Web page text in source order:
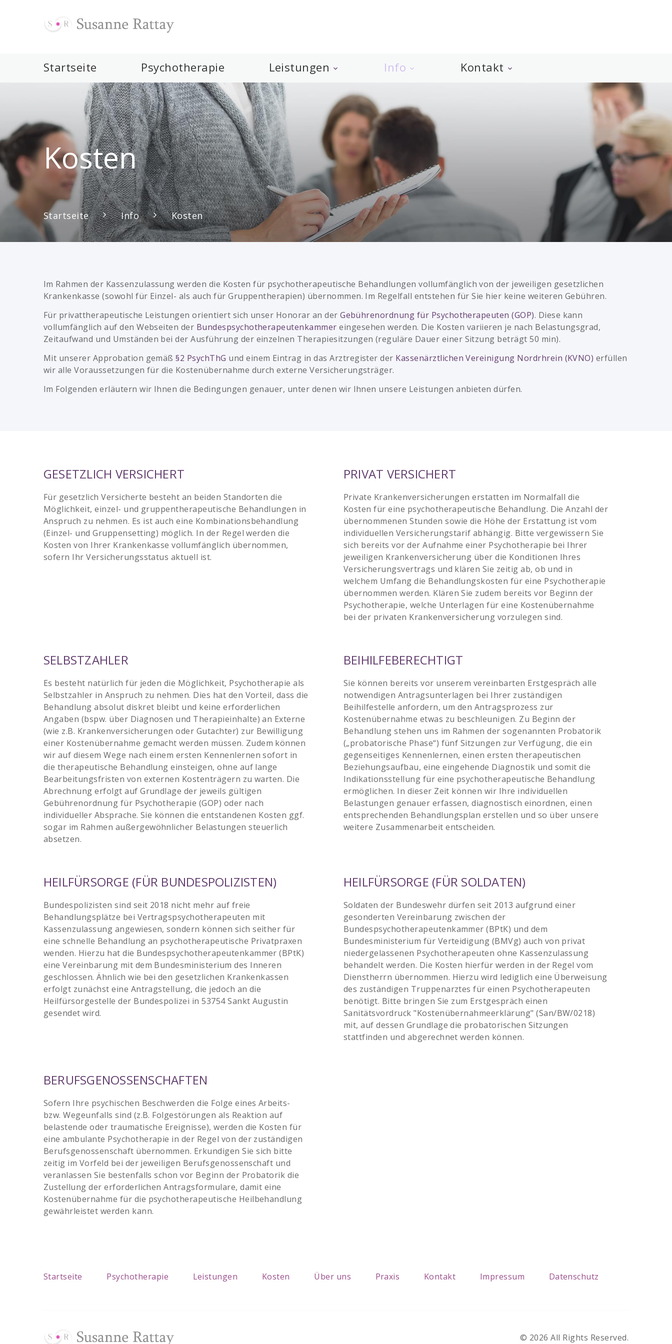
Startseite Psychotherapie Leistungen Info Kontakt
Kosten
Startseite Info Kosten
Im Rahmen der Kassenzulassung werden die Kosten für psychotherapeutische Behandlungen vollumfänglich von der jeweiligen gesetzlichen
Krankenkasse (sowohl für Einzel- als auch für Gruppentherapien) übernommen. Im Regelfall entstehen für Sie hier keine weiteren Gebühren.
Für privattherapeutische Leistungen orientiert sich unser Honorar an derGebührenordnung für Psychotherapeuten (GOP). Diese kann
vollumfänglich auf den Webseiten der Bundespsychotherapeutenkammer eingesehen werden. Die Kosten variieren je nach Belastungsgrad,
Zeitaufwand und Umständen bei der Ausführung der einzelnen Therapiesitzungen (reguläre Dauer einer Sitzung beträgt 50 min).
Mit unserer Approbation gemäß§2 PsychThG und einem Eintrag in das Arztregister der Kassenärztlichen Vereinigung Nordrhrein (KVNO) erfüllen
wir alle Voraussetzungen für die Kostenübernahme durch externe Versicherungsträger.
Im Folgenden erläutern wir Ihnen die Bedingungen genauer, unter denen wir Ihnen unsere Leistungen anbieten dürfen.
GESETZLICH VERSICHERT
Für gesetzlich Versicherte besteht an beiden Standorten die
Möglichkeit, einzel- und gruppentherapeutische Behandlungen in
Anspruch zu nehmen. Es ist auch eine Kombinationsbehandlung
(Einzel- und Gruppensetting) möglich. In der Regel werden die
Kosten von Ihrer Krankenkasse vollumfänglich übernommen,
sofern Ihr Versicherungsstatus aktuell ist.
PRIVAT VERSICHERT
Private Krankenversicherungen erstatten im Normalfall die
Kosten für eine psychotherapeutische Behandlung. Die Anzahl der
übernommenen Stunden sowie die Höhe der Erstattung ist vom
individuellen Versicherungstarif abhängig. Bitte vergewissern Sie
sich bereits vor der Aufnahme einer Psychotherapie bei Ihrer
jeweiligen Krankenversicherung über die Konditionen Ihres
Versicherungsvertrags und klären Sie zeitig ab, ob und in
welchem Umfang die Behandlungskosten für eine Psychotherapie
übernommen werden. Klären Sie zudem bereits vor Beginn der
Psychotherapie, welche Unterlagen für eine Kostenübernahme
bei der privaten Krankenversicherung vorzulegen sind.
SELBSTZAHLER
Es besteht natürlich für jeden die Möglichkeit, Psychotherapie als
Selbstzahler in Anspruch zu nehmen. Dies hat den Vorteil, dass die
Behandlung absolut diskret bleibt und keine erforderlichen
Angaben (bspw. über Diagnosen und Therapieinhalte) an Externe
(wie z.B. Krankenversicherungen oder Gutachter) zur Bewilligung
einer Kostenübernahme gemacht werden müssen. Zudem können
wir auf diesem Wege nach einem ersten Kennenlernen sofort in
die therapeutische Behandlung einsteigen, ohne auf lange
Bearbeitungsfristen von externen Kostenträgern zu warten. Die
Abrechnung erfolgt auf Grundlage der jeweils gültigen
Gebührenordnung für Psychotherapie (GOP) oder nach
individueller Absprache. Sie können die entstandenen Kosten ggf.
sogar im Rahmen außergewöhnlicher Belastungen steuerlich
absetzen.
BEIHILFEBERECHTIGT
Sie können bereits vor unserem vereinbarten Erstgespräch alle
notwendigen Antragsunterlagen bei Ihrer zuständigen
Beihilfestelle anfordern, um den Antragsprozess zur
Kostenübernahme etwas zu beschleunigen. Zu Beginn der
Behandlung stehen uns im Rahmen der sogenannten Probatorik
(„probatorische Phase“) fünf Sitzungen zur Verfügung, die ein
gegenseitiges Kennenlernen, einen ersten therapeutischen
Beziehungsaufbau, eine eingehende Diagnostik und somit die
Indikationsstellung für eine psychotherapeutische Behandlung
ermöglichen. In dieser Zeit können wir Ihre individuellen
Belastungen genauer erfassen, diagnostisch einordnen, einen
entsprechenden Behandlungsplan erstellen und so über unsere
weitere Zusammenarbeit entscheiden.
HEILFÜRSORGE (FÜR BUNDESPOLIZISTEN)
Bundespolizisten sind seit 2018 nicht mehr auf freie
Behandlungsplätze bei Vertragspsychotherapeuten mit
Kassenzulassung angewiesen, sondern können sich seither für
eine schnelle Behandlung an psychotherapeutische Privatpraxen
wenden. Hierzu hat die Bundespsychotherapeutenkammer (BPtK)
eine Vereinbarung mit dem Bundesministerium des Inneren
geschlossen. Ähnlich wie bei den gesetzlichen Krankenkassen
erfolgt zunächst eine Antragstellung, die jedoch an die
Heilfürsorgestelle der Bundespolizei in 53754 Sankt Augustin
gesendet wird.
HEILFÜRSORGE (FÜR SOLDATEN)
Soldaten der Bundeswehr dürfen seit 2013 aufgrund einer
gesonderten Vereinbarung zwischen der
Bundespsychotherapeutenkammer (BPtK) und dem
Bundesministerium für Verteidigung (BMVg) auch von privat
niedergelassenen Psychotherapeuten ohne Kassenzulassung
behandelt werden. Die Kosten hierfür werden in der Regel vom
Dienstherrn übernommen. Hierzu wird lediglich eine Überweisung
des zuständigen Truppenarztes für einen Psychotherapeuten
benötigt. Bitte bringen Sie zum Erstgespräch einen
Sanitätsvordruck "Kostenübernahmeerklärung" (San/BW/0218)
mit, auf dessen Grundlage die probatorischen Sitzungen
stattfinden und abgerechnet werden können.
BERUFSGENOSSENSCHAFTEN
Sofern Ihre psychischen Beschwerden die Folge eines Arbeits-
bzw. Wegeunfalls sind (z.B. Folgestörungen als Reaktion auf
belastende oder traumatische Ereignisse), werden die Kosten für
eine ambulante Psychotherapie in der Regel von der zuständigen
Berufsgenossenschaft übernommen. Erkundigen Sie sich bitte
zeitig im Vorfeld bei der jeweiligen Berufsgenossenschaft und
veranlassen Sie bestenfalls schon vor Beginn der Probatorik die
Zustellung der erforderlichen Antragsformulare, damit eine
Kostenübernahme für die psychotherapeutische Heilbehandlung
gewährleistet werden kann.
Startseite Psychotherapie Leistungen Kosten Über uns Praxis Kontakt Impressum Datenschutz
© 2026 All Rights Reserved.